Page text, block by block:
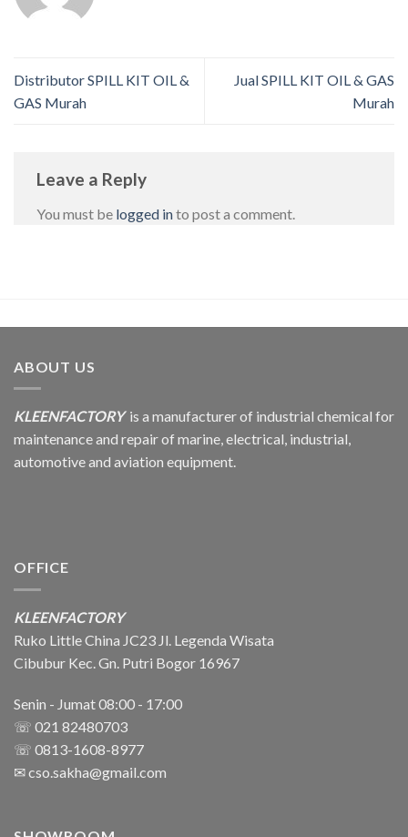
Distributor SPILL KIT OIL &
GAS Murah
Jual SPILL KIT OIL & GAS
Murah
Leave a Reply
You must be logged into post a comment.
ABOUT US
KLEENFACTORY is a manufacturer of industrial chemical for
maintenance and repair of marine, electrical, industrial,
automotive and aviation equipment.
OFFICE
KLEENFACTORY
Ruko Little China JC23 Jl. Legenda Wisata
Cibubur Kec. Gn. Putri Bogor 16967
Senin - Jumat 08:00 - 17:00
☏ 021 82480703
☏ 0813-1608-8977
✉cso.sakha@gmail.com